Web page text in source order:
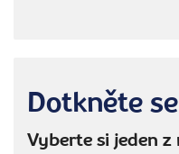
Dotkněte
Vyberte si jeden z